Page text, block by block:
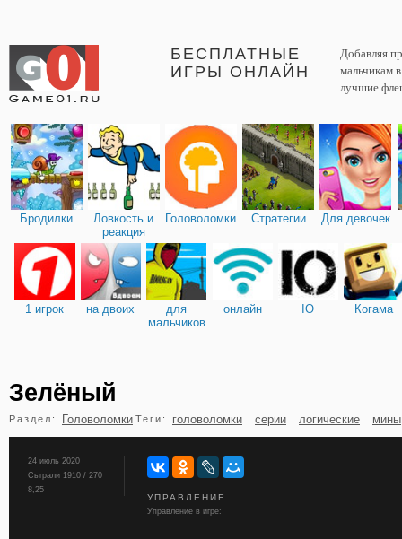
БЕСПЛАТНЫЕ
ИГРЫ ОНЛАЙН
Добавляя
мальчикам
лучшие
Бродилки
Ловкость и
реакция
Головоломки Стратегии Для девочек
1 игрок на двоих
для
мальчиков
онлайн IO Когама
бильярд карты
Зелёный
Раздел: Головоломки Теги: головоломки серии логические мины
24 июль 2020
Сыграли 1910 / 270
8,25
УПРАВЛЕНИЕ
Управление в игре: